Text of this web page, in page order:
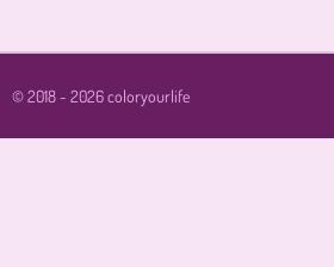
© 2018 - 2026 coloryourlife